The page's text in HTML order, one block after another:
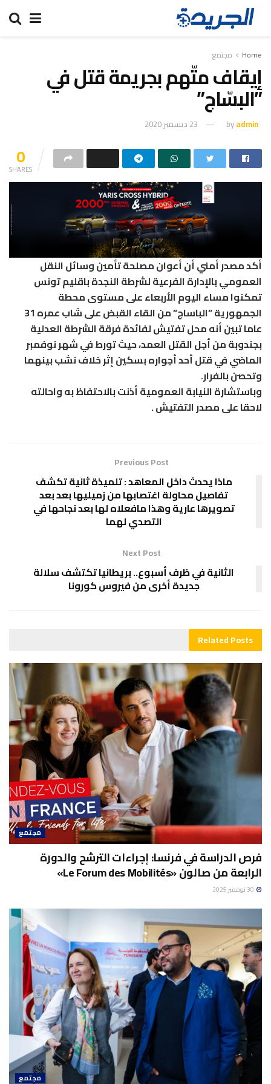
Home مجتمع
إيقاف متّهم بجريمة قتل في
”البسّاج”
byadmin 23 ديسمبر 2020
0
SHARES
أكد مصدر أمني أن أعوان مصلحة تأمين وسائل النقل
العمومي بالإدارة الفرعية لشرطة النجدة باقليم تونس
تمكنوا مساء اليوم الأربعاء على مستوى محطة
الجمهورية ”الباساج” من القاء القبض على شاب عمره 31
عاما تبين أنه محل تفتيش لفائدة فرقة الشرطة العدلية
بجندوبة من أجل القتل العمد، حيث تورط في شهر نوفمبر
الماضي في قتل أحد أجواره بسكين إثر خلاف نشب بينهما
وتحصن بالفرار.
وباستشارة النيابة العمومية أذنت بالاحتفاظ به واحالته
لاحقا على مصدر التفتيش .
Previous Post
ماذا يحدث داخل المعاهد : تلميذة ثانية تكشف
تفاصيل محاولة اغتصابها من زميليها بعد بعد
تصويرها عارية وهذا مافعلاه لها بعد نجاحها في
التصدي لهما
Next Post
الثانية في ظرف أسبوع.. بريطانيا تكتشف سلالة
جديدة أخرى من فيروس كورونا
RelatedPosts
مجتمع
فرص الدراسة في فرنسا: إجراءات الترشح والدورة
الرابعة من صالون «Le Forum des Mobilités»
مجتمع